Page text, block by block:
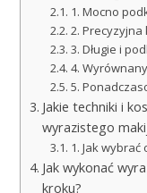
1. Mocno
2.
3. Długie i
4.
5.
Jakie techniki i
wyrazistego
1. Jak
Jak wykonać
kroku?